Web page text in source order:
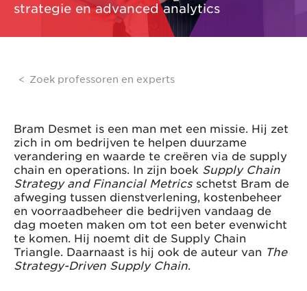
strategie en advanced analytics
Zoek professoren en experts
Bram Desmet is een man met een missie. Hij zet
zich in om bedrijven te helpen duurzame
verandering en waarde te creëren via de supply
chain en operations. In zijn boek Supply Chain
Strategy and Financial Metrics schetst Bram de
afweging tussen dienstverlening, kostenbeheer
en voorraadbeheer die bedrijven vandaag de
dag moeten maken om tot een beter evenwicht
te komen. Hij noemt dit de Supply Chain
Triangle. Daarnaast is hij ook de auteur van The
Strategy-Driven Supply Chain